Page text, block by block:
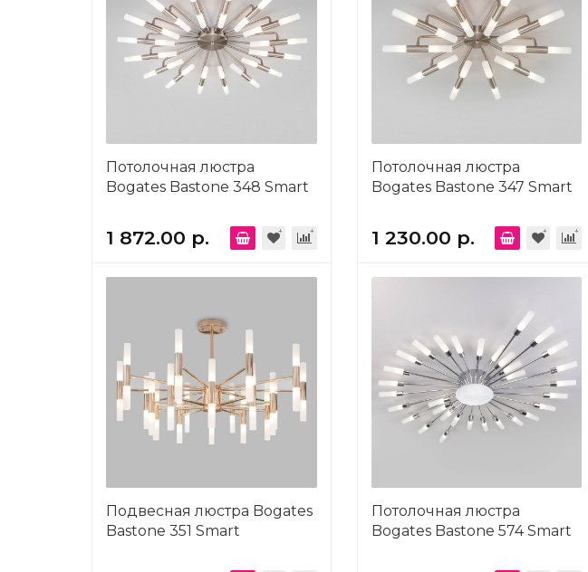
Потолочная люстра
Bogates Bastone 348 Smart
1 872.00 р.
Потолочная люстра
Bogates Bastone 347 Smart
1 230.00 р.
Подвесная люстра Bogates
Bastone 351 Smart
Потолочная люстра
Bogates Bastone 574 Smart